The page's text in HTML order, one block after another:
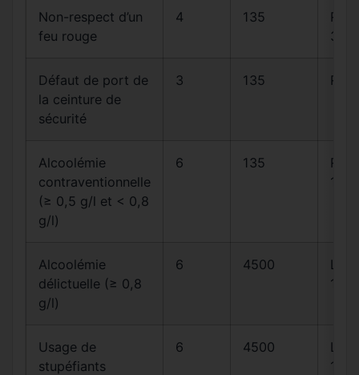
Non-respect d’un
feu rouge
4 135
30
Défaut de port de
la ceinture de
sécurité
3 135
Alcoolémie
contraventionnelle
(≥ 0,5 g/l et < 0,8
g/l)
6 135
1
Alcoolémie
délictuelle (≥ 0,8
g/l)
6 4500
1
Usage de
stupéfiants
6 4500
1